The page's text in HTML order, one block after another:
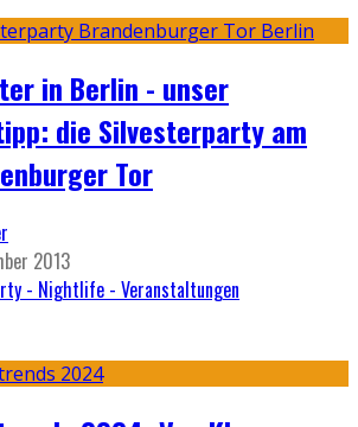
in Berlin - unser
die Silvesterparty am
Tor
2013
- Nightlife - Veranstaltungen